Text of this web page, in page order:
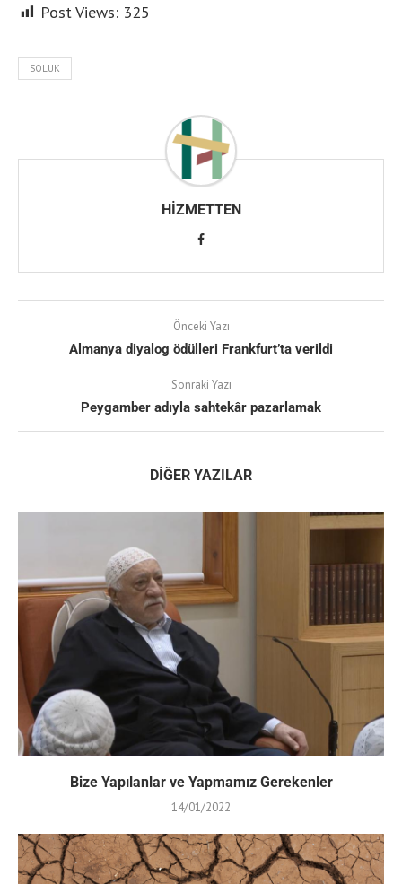
Post Views: 325
SOLUK
HIZMETTEN
Önceki Yazı
Almanya diyalog ödülleri Frankfurt’ta verildi
Sonraki Yazı
Peygamber adıyla sahtekâr pazarlamak
DIĞER YAZILAR
Bize Yapılanlar ve Yapmamız Gerekenler
14/01/2022